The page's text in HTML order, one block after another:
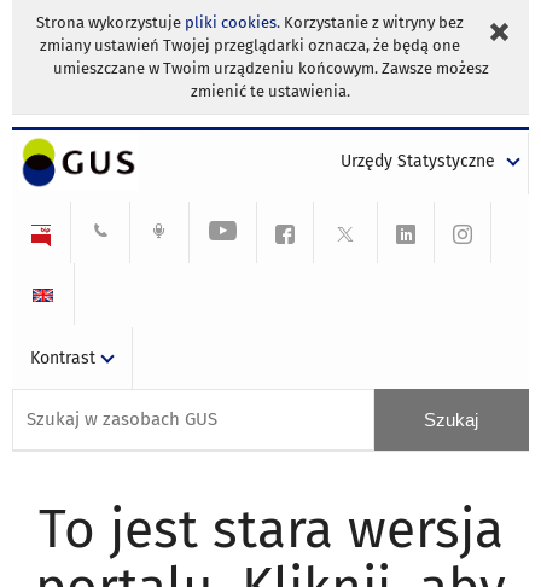
Strona wykorzystuje pliki cookies. Korzystanie z witryny bez
zmiany ustawień Twojej przeglądarki oznacza, że będą one
umieszczane w Twoim urządzeniu końcowym. Zawsze możesz
zmienić te ustawienia.
Urzędy Statystyczne
Kontrast
To jest stara wersja